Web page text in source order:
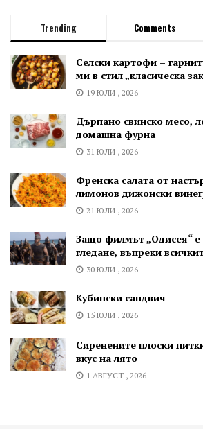
Trending Comments
Селски картофи –
ми в стил „класическа
19 ЮЛИ , 2026
Дърпано свинско месо,
домашна фурна
31 ЮЛИ , 2026
Френска салата от
лимонов дижонски
21 ЮЛИ , 2026
Защо филмът „Одисея“ е
гледане, въпреки
30 ЮЛИ , 2026
Кубински сандвич
15 ЮЛИ , 2026
Сиренените плоски
вкус на лято
1 АВГУСТ , 2026